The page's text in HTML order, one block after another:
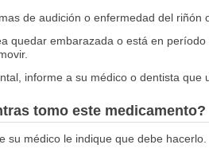
de audición o enfermedad del riñón
quedar embarazada o está en
informe a su médico o dentista que
tomo este medicamento?
su médico le indique que debe hacerlo.